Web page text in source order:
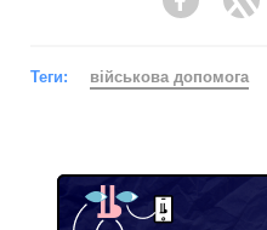
Facebook
Теги: військова допомога